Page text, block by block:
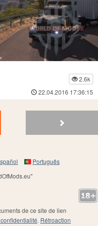
2.6k
22.04.2016 17:36:15
1
Português
de ce site de lien
. Rétroaction